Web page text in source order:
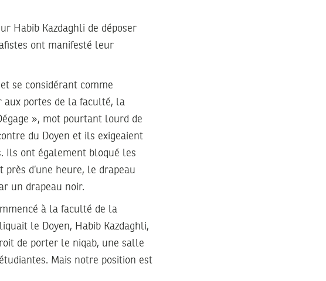
Habib Kazdaghli de déposer
ont manifesté leur
se considérant comme
aux portes de la faculté, la
», mot pourtant lourd de
du Doyen et ils exigeaient
Ils ont également bloqué les
près d’une heure, le drapeau
un drapeau noir.
à la faculté de la
le Doyen, Habib Kazdaghli,
de porter le niqab, une salle
Mais notre position est